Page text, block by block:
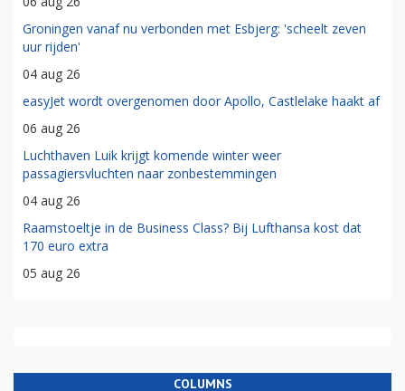
Groningen vanaf nu verbonden met Esbjerg: 'scheelt zeven
uur rijden'
04 aug 26
easyJet wordt overgenomen door Apollo, Castlelake haakt af
06 aug 26
Luchthaven Luik krijgt komende winter weer
passagiersvluchten naar zonbestemmingen
04 aug 26
Raamstoeltje in de Business Class? Bij Lufthansa kost dat
170 euro extra
05 aug 26
COLUMNS